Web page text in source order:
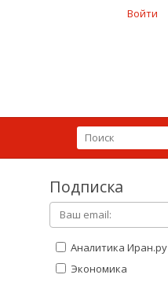
Войти
Подписка
Аналитика Иран.ру
Экономика